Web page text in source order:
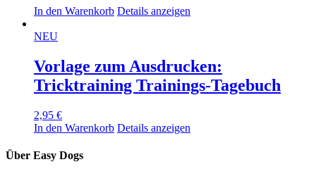
In den Warenkorb Details anzeigen
NEU
Vorlage zum Ausdrucken:
Tricktraining Trainings-Tagebuch
2,95 €
In den Warenkorb Details anzeigen
Über Easy Dogs